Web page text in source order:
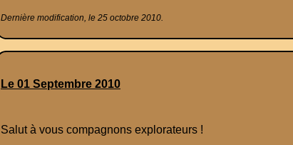
Dernière modification, le 25 octobre 2010.
Le 01 Septembre 2010
Salut à vous compagnons explorateurs !